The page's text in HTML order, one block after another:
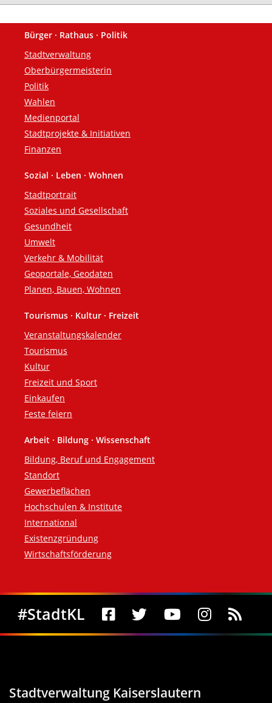
Fußzeile
Bürger · Rathaus · Politik
Stadtverwaltung
Oberbürgermeisterin
Politik
Wahlen
Medienportal
Stadtprojekte & Initiativen
Finanzen
Sozial · Leben · Wohnen
Stadtportrait
Soziales und Gesellschaft
Gesundheit
Umwelt
Verkehr & Mobilität
Geoportale, Geodaten
Planen, Bauen, Wohnen
Tourismus · Kultur · Freizeit
Veranstaltungskalender
Tourismus
Kultur
Freizeit und Sport
Einkaufen
Feste feiern
Arbeit · Bildung · Wissenschaft
Bildung, Beruf und Engagement
Standort
Gewerbeflächen
Hochschulen & Institute
International
Existenzgründung
Wirtschaftsförderung
Social Media
#StadtKL
Stadtverwaltung Kaiserslautern